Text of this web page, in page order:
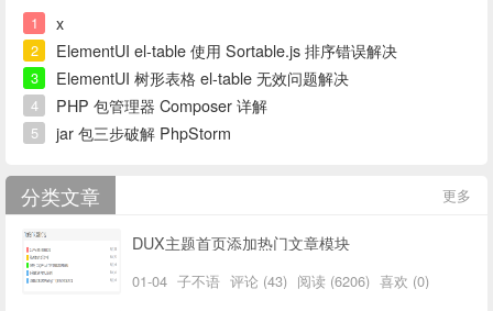
1 x
2 ElementUI el-table 使用 Sortable.js 排序错误解决
3 ElementUI 树形表格 el-table 无效问题解决
4 PHP 包管理器 Composer 详解
5 jar 包三步破解 PhpStorm
更多
分类文章
DUX主题首页添加热门文章模块
01-04 子不语 评论 (43) 阅读 (6206) 喜欢 (0)